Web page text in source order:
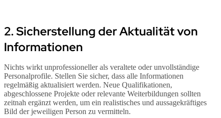
2. Sicherstellung der Aktualität von
Informationen
Nichts wirkt unprofessioneller als veraltete oder unvollständige
Personalprofile. Stellen Sie sicher, dass alle Informationen
regelmäßig aktualisiert werden. Neue Qualifikationen,
abgeschlossene Projekte oder relevante Weiterbildungen sollten
zeitnah ergänzt werden, um ein realistisches und aussagekräftiges
Bild der jeweiligen Person zu vermitteln.